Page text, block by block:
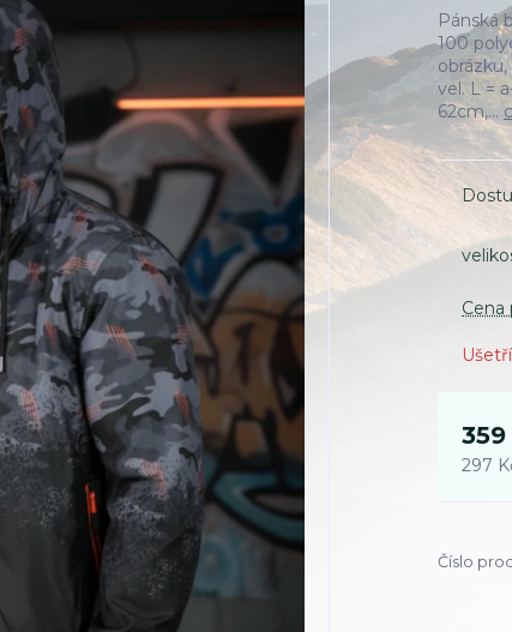
Pánská
100
vel. L =
62cm,...
Cena
297
Číslo